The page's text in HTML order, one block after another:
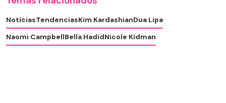
NoticiasTendenciasKim KardashianDua Lipa
Naomi CampbellBella HadidNicole Kidman